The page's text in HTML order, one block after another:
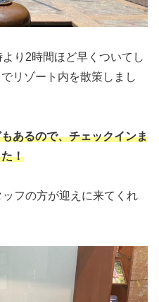
り2時間ほど早くついてし
リゾート内を散策しまし
あるので、チェックインま
！
フの方が迎えに来てくれ